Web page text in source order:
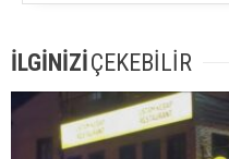
İLGİNİZİÇEKEBİLİR